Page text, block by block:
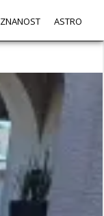
ZNANOST ASTRO